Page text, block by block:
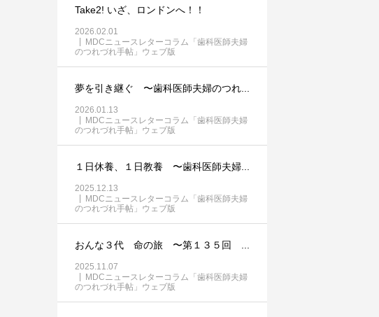
Take2! いざ、ロンドンへ！！
2026.02.01
MDCニュースレターコラム「歯科医師夫婦
のつれづれ手帖」ウェブ版
夢を引き継ぐ 〜歯科医師夫婦のつれ...
2026.01.13
MDCニュースレターコラム「歯科医師夫婦
のつれづれ手帖」ウェブ版
１日休養、１日教養 〜歯科医師夫婦...
2025.12.13
MDCニュースレターコラム「歯科医師夫婦
のつれづれ手帖」ウェブ版
おんな３代 命の旅 〜第１３５回 ...
2025.11.07
MDCニュースレターコラム「歯科医師夫婦
のつれづれ手帖」ウェブ版